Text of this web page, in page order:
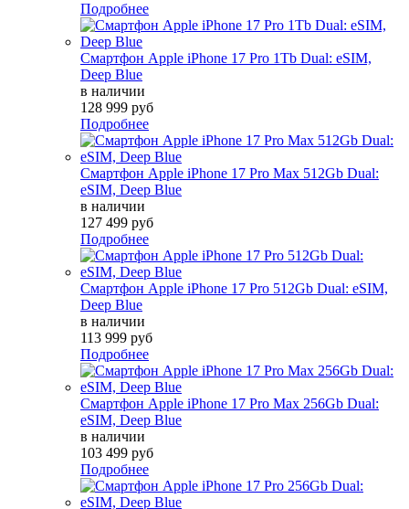
Подробнее
Смартфон Apple iPhone 17 Pro 1Tb Dual: eSIM,
Deep Blue
в наличии
128 999 руб
Подробнее
Смартфон Apple iPhone 17 Pro Max 512Gb Dual:
eSIM, Deep Blue
в наличии
127 499 руб
Подробнее
Смартфон Apple iPhone 17 Pro 512Gb Dual: eSIM,
Deep Blue
в наличии
113 999 руб
Подробнее
Смартфон Apple iPhone 17 Pro Max 256Gb Dual:
eSIM, Deep Blue
в наличии
103 499 руб
Подробнее